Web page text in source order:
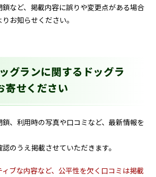
など、掲載内容に誤りや変更点がある場合
お知らせください。
グランに関するドッグラ
寄せください
、利用時の写真や口コミなど、最新情報を
のうえ掲載させていただきます。
ブな内容など、公平性を欠く口コミは掲載